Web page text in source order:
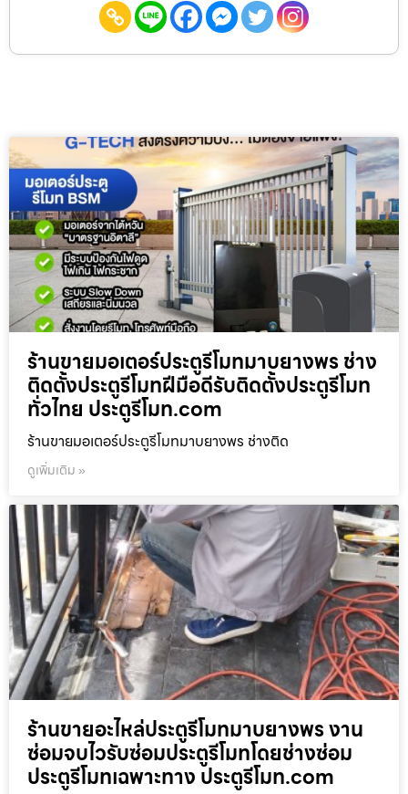
ร้านขายมอเตอร์ประตูรีโมทมาบยางพร ช่าง
ติดตั้งประตูรีโมทฝีมือดีรับติดตั้งประตูรีโมท
ทั่วไทย ประตูรีโมท.com
ร้านขายมอเตอร์ประตูรีโมทมาบยางพร ช่างติด
ดูเพิ่มเติม »
ร้านขายอะไหล่ประตูรีโมทมาบยางพร งาน
ซ่อมจบไวรับซ่อมประตูรีโมทโดยช่างซ่อม
ประตูรีโมทเฉพาะทาง ประตูรีโมท.com